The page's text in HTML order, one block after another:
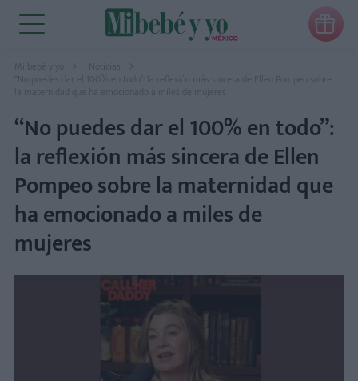

Mi bebé y yo
Noticias
“No puedes dar el 100% en todo”: la reflexión más sincera de Ellen Pompeo sobre
la maternidad que ha emocionado a miles de mujeres
“No puedes dar el 100% en todo”:
la reflexión más sincera de Ellen
Pompeo sobre la maternidad que
ha emocionado a miles de
mujeres